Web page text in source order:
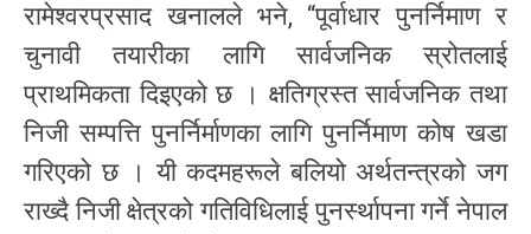
रामेश्वरप्रसाद खनालले भने, “पूर्वाधार पुनर्निमाण र
चुनावी तयारीका लागि सार्वजनिक स्रोतलाई
प्राथमिकता दिइएको छ । क्षतिग्रस्त सार्वजनिक तथा
निजी सम्पत्ति पुनर्निर्माणका लागि पुनर्निमाण कोष खडा
गरिएको छ । यी कदमहरूले बलियो अर्थतन्त्रको जग
राख्दै निजी क्षेत्रको गतिविधिलाई पुनर्स्थापना गर्ने नेपाल